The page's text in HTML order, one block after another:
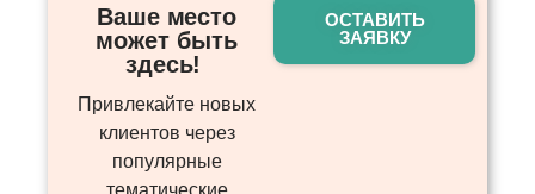
Ваше место
может быть
здесь! ​
Привлекайте новых
клиентов через
популярные
тематические
ОСТАВИТЬ
ЗАЯВКУ